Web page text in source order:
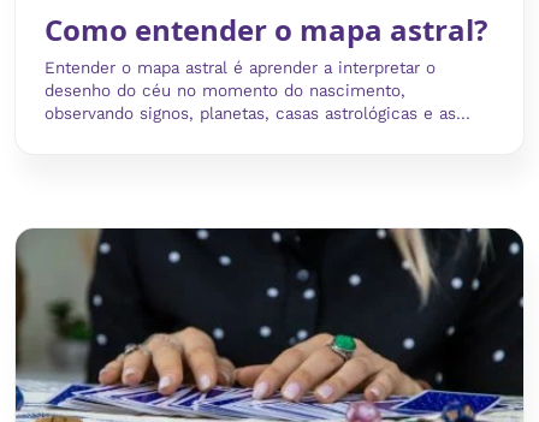
Como entender o mapa astral?
Entender o mapa astral é aprender a interpretar o
desenho do céu no momento do nascimento,
observando signos, planetas, casas astrológicas e as...